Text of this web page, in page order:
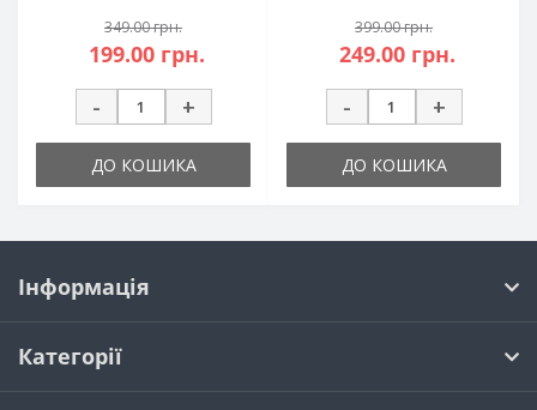
349.00 грн.
199.00 грн.
-
+
ДО КОШИКА
399.00 грн.
249.00 грн.
-
+
ДО КОШИКА
Інформація
Категорії